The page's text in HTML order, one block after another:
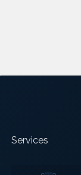
Services